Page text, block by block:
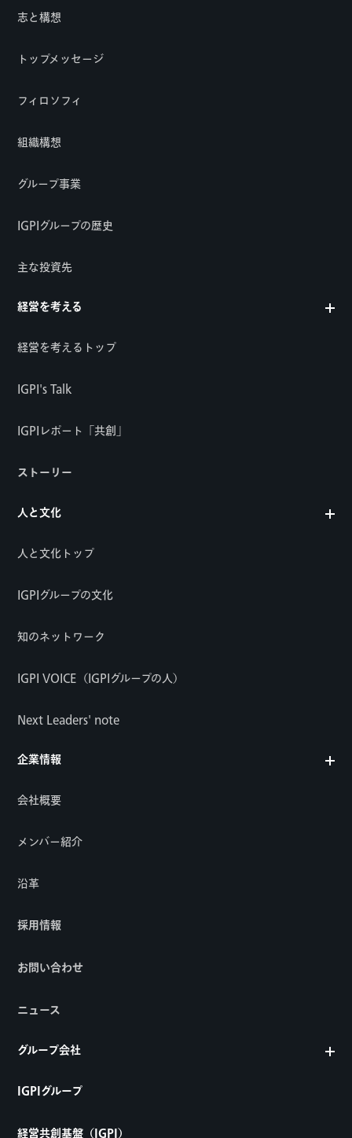
志と構想
トップメッセージ
フィロソフィ
組織構想
グループ事業
IGPIグループの歴史
主な投資先
経営を考える
経営を考えるトップ
IGPI's Talk
IGPIレポート「共創」
ストーリー
人と文化
人と文化トップ
IGPIグループの文化
知のネットワーク
IGPI VOICE（IGPIグループの人）
Next Leaders' note
企業情報
会社概要
メンバー紹介
沿革
採用情報
お問い合わせ
ニュース
グループ会社
IGPIグループ
経営共創基盤（IGPI）